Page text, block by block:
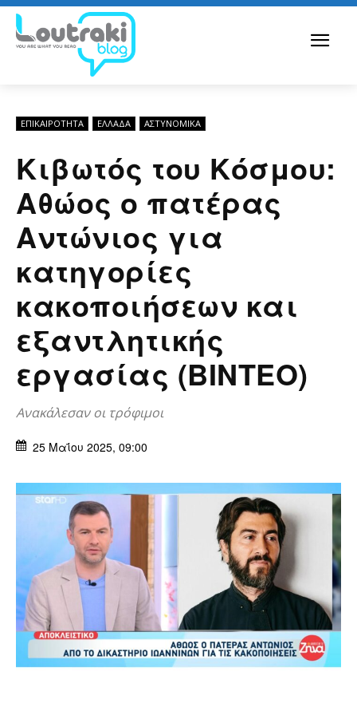
ΕΠΙΚΑΙΡΟΤΗΤΑ ΕΛΛΆΔΑ ΑΣΤΥΝΟΜΙΚΆ
Κιβωτός του Κόσμου:
Αθώος ο πατέρας
Αντώνιος για
κατηγορίες
κακοποιήσεων και
εξαντλητικής
εργασίας (BINTEO)
Ανακάλεσαν οι τρόφιμοι
25 Μαΐου 2025, 09:00